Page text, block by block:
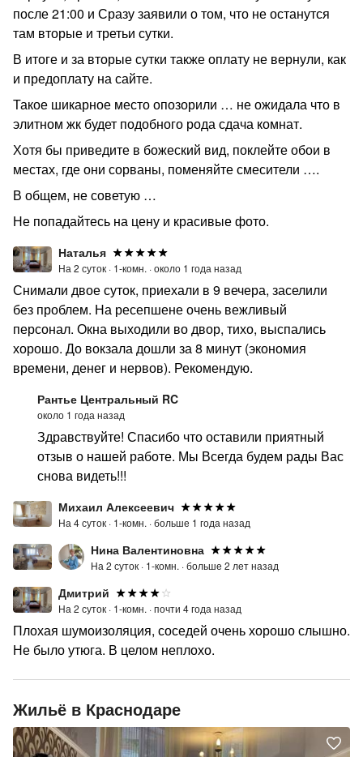
после 21:00 и Сразу заявили о том, что не останутся
там вторые и третьи сутки.
В итоге и за вторые сутки также оплату не вернули, как
и предоплату на сайте.
Такое шикарное место опозорили … не ожидала что в
элитном жк будет подобного рода сдача комнат.
Хотя бы приведите в божеский вид, поклейте обои в
местах, где они сорваны, поменяйте смесители ….
В общем, не советую …
Не попадайтесь на цену и красивые фото.
Наталья
На 2 суток · 1-комн. ·около 1 года назад
Снимали двое суток, приехали в 9 вечера, заселили
без проблем. На ресепшене очень вежливый
персонал. Окна выходили во двор, тихо, выспались
хорошо. До вокзала дошли за 8 минут (экономия
времени, денег и нервов). Рекомендую.
Рантье Центральный RC
около 1 года назад
Здравствуйте! Спасибо что оставили приятный
отзыв о нашей работе. Мы Всегда будем рады Вас
снова видеть!!!
Михаил Алексеевич
На 4 суток · 1-комн. ·больше 1 года назад
Нина Валентиновна
На 2 суток · 1-комн. ·больше 2 лет назад
Дмитрий
На 2 суток · 1-комн. ·почти 4 года назад
Плохая шумоизоляция, соседей очень хорошо слышно.
Не было утюга. В целом неплохо.
Жильё в Краснодаре